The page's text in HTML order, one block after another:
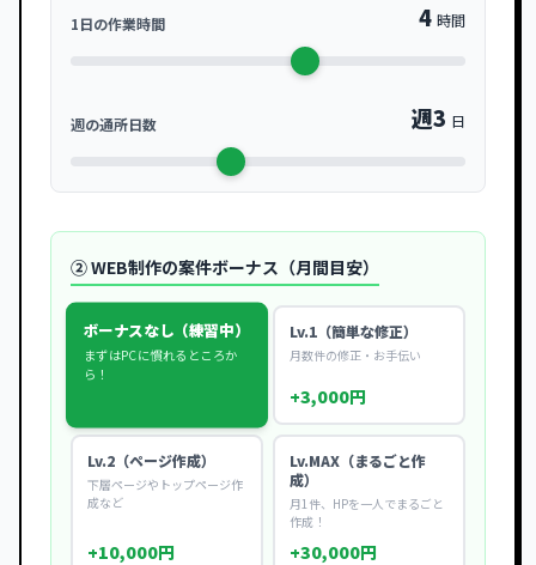
1日の作業時間 4 時間
週の通所日数 週3 日
② WEB制作の案件ボーナス（月間目安）
ボーナスなし（練習中）
まずはPCに慣れるところか
ら！
Lv.1（簡単な修正）
月数件の修正・お手伝い
+3,000円
Lv.2（ページ作成）
下層ページやトップページ作
成など
+10,000円
Lv.MAX（まるごと作
成）
月1件、HPを一人でまるごと
作成！
+30,000円